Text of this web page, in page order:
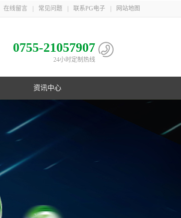
在线留言 常见问题 联系PG电子 网站地图
0755-21057907
24小时定制热线
资讯中心
PG电子在行业首创镍氢B型电池；在
PG游戏官网三地一共取得国家专利
PG游戏官网是国家高新技术企业，在
PG游戏官网21年服务上千家客户，遍